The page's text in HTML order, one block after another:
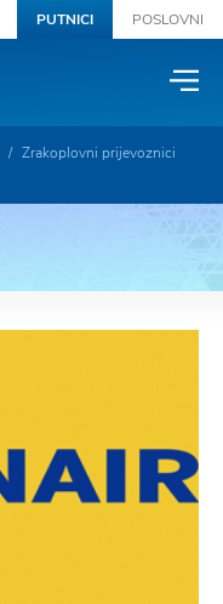
PUTNICI POSLOVNI
Zrakoplovni prijevoznici